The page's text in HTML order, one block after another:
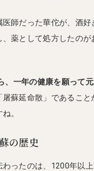
師だった華佗が、酒
薬として処方したの
、一年の健康を願って
屠蘇延命散」であるこ
。
の歴史
ったのは、1200年以